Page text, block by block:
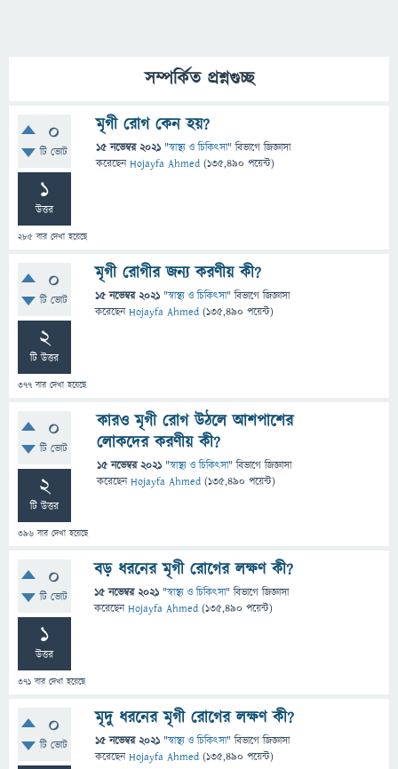
সম্পর্কিত প্রশ্নগুচ্ছ
0
টি ভোট
1
উত্তর
285 বার দেখা হয়েছে
মৃগী রোগ কেন হয়?
15 নভেম্বর 2021 "স্বাস্থ্য ও চিকিৎসা" বিভাগে জিজ্ঞাসা
করেছেনHojayfa Ahmed (135,490 পয়েন্ট)
0
টি ভোট
2
টি উত্তর
377 বার দেখা হয়েছে
মৃগী রোগীর জন্য করণীয় কী?
15 নভেম্বর 2021 "স্বাস্থ্য ও চিকিৎসা" বিভাগে জিজ্ঞাসা
করেছেনHojayfa Ahmed (135,490 পয়েন্ট)
0
টি ভোট
2
টি উত্তর
396 বার দেখা হয়েছে
কারও মৃগী রোগ উঠলে আশপাশের
লোকদের করণীয় কী?
15 নভেম্বর 2021 "স্বাস্থ্য ও চিকিৎসা" বিভাগে জিজ্ঞাসা
করেছেনHojayfa Ahmed (135,490 পয়েন্ট)
0
টি ভোট
1
উত্তর
371 বার দেখা হয়েছে
বড় ধরনের মৃগী রোগের লক্ষণ কী?
15 নভেম্বর 2021 "স্বাস্থ্য ও চিকিৎসা" বিভাগে জিজ্ঞাসা
করেছেনHojayfa Ahmed (135,490 পয়েন্ট)
0
টি ভোট
মৃদু ধরনের মৃগী রোগের লক্ষণ কী?
15 নভেম্বর 2021 "স্বাস্থ্য ও চিকিৎসা" বিভাগে জিজ্ঞাসা
করেছেনHojayfa Ahmed (135,490 পয়েন্ট)